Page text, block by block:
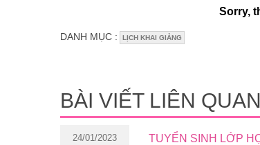
DANH MỤC : LỊCH KHAI GIẢNG
BÀI VIẾT LIÊN QUAN
24/01/2023 TUYỂN SINH LỚP